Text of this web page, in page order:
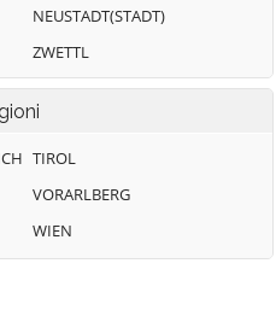
NEUSTADT(STADT)
ZWETTL
TIROL
VORARLBERG
WIEN